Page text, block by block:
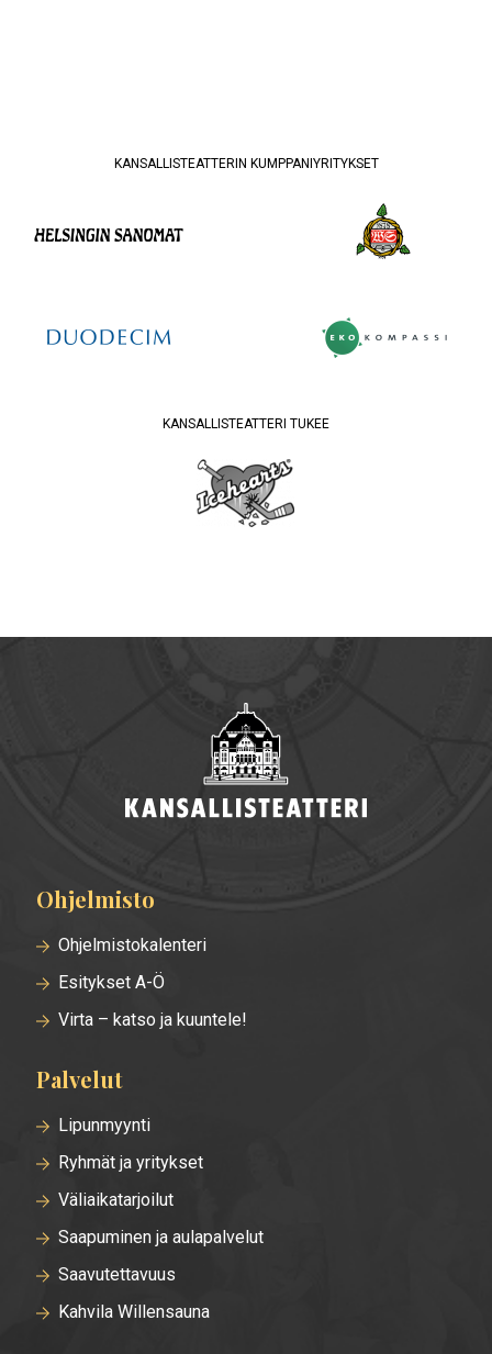
KANSALLISTEATTERIN KUMPPANIYRITYKSET
KANSALLISTEATTERI TUKEE
Alatunnisteen
valikko
Ohjelmisto
Ohjelmistokalenteri
Esitykset A-Ö
Virta – katso ja kuuntele!
Palvelut
Lipunmyynti
Ryhmät ja yritykset
Väliaikatarjoilut
Saapuminen ja aulapalvelut
Saavutettavuus
Kahvila Willensauna